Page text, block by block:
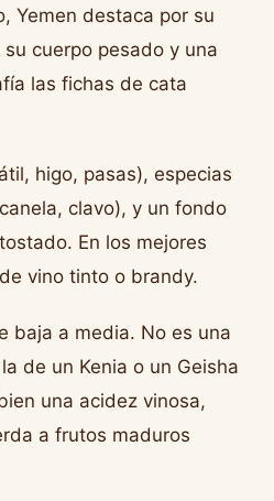
Yemen destaca por su
cuerpo pesado y una
las fichas de cata
higo, pasas), especias
clavo), y un fondo
En los mejores
vino tinto o brandy.
baja a media. No es una
de un Kenia o un Geisha
una acidez vinosa,
a frutos maduros